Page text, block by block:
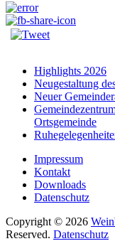
Highlights 2026
Neugestaltung
Neuer
Ortsgemeinde
Impressum
Kontakt
Downloads
Datenschutz
Copyright © 2026
Reserved. Datenschutz